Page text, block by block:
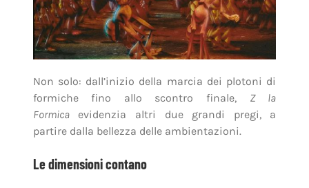
Non solo: dall’inizio della marcia dei plotoni di
formiche fino allo scontro finale, Z la
Formicaevidenzia altri due grandi pregi, a
partire dalla bellezza delle ambientazioni.
Le dimensioni contano